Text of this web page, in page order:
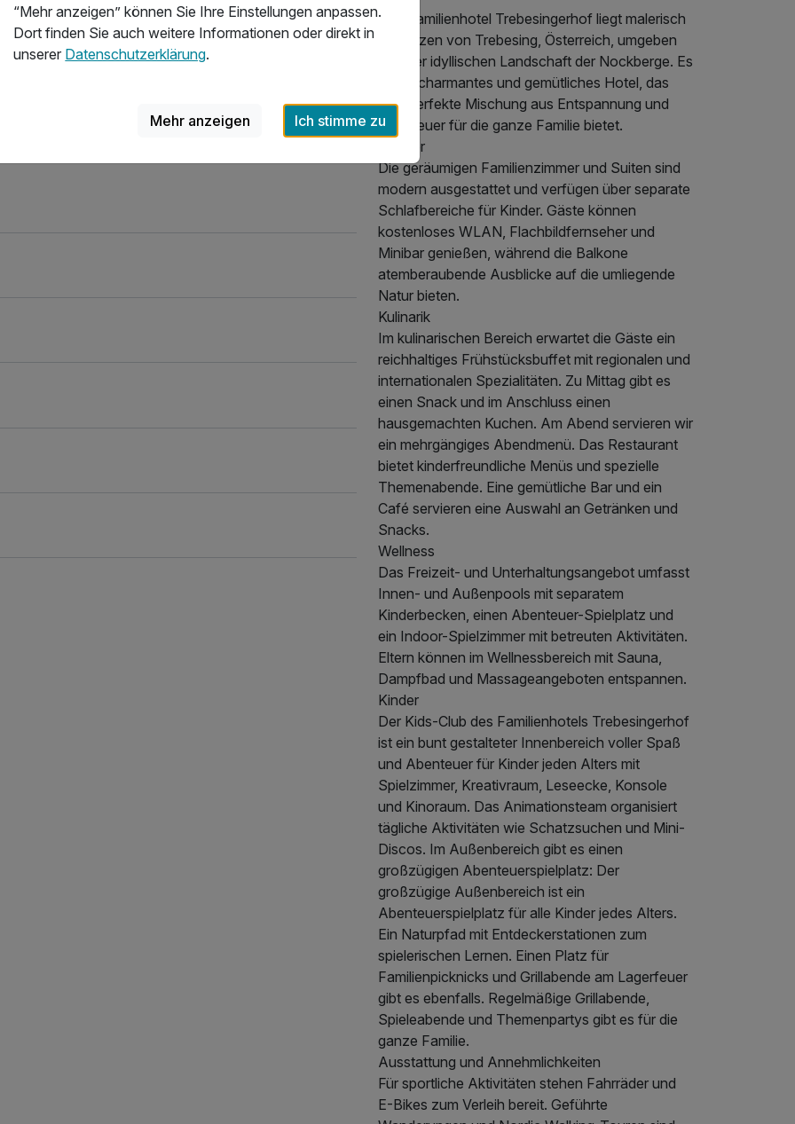
für alles, wir kommen ganz sicher im Sommer
Das Familienhotel Trebesingerhof liegt malerisch
im Herzen von Trebesing, Österreich, umgeben
von der idyllischen Landschaft der Nockberge. Es
ist ein charmantes und gemütliches Hotel, das
eine perfekte Mischung aus Entspannung und
Abenteuer für die ganze Familie bietet.
Zimmer
Die geräumigen Familienzimmer und Suiten sind
modern ausgestattet und verfügen über separate
Schlafbereiche für Kinder. Gäste können
kostenloses WLAN, Flachbildfernseher und
Minibar genießen, während die Balkone
atemberaubende Ausblicke auf die umliegende
Natur bieten.
Kulinarik
Im kulinarischen Bereich erwartet die Gäste ein
reichhaltiges Frühstücksbuffet mit regionalen und
internationalen Spezialitäten. Zu Mittag gibt es
einen Snack und im Anschluss einen
hausgemachten Kuchen. Am Abend servieren wir
ein mehrgängiges Abendmenü. Das Restaurant
bietet kinderfreundliche Menüs und spezielle
Themenabende. Eine gemütliche Bar und ein
Café servieren eine Auswahl an Getränken und
Snacks.
Wellness
Das Freizeit- und Unterhaltungsangebot umfasst
Innen- und Außenpools mit separatem
Kinderbecken, einen Abenteuer-Spielplatz und
ein Indoor-Spielzimmer mit betreuten Aktivitäten.
Eltern können im Wellnessbereich mit Sauna,
Dampfbad und Massageangeboten entspannen.
Kinder
Der Kids-Club des Familienhotels Trebesingerhof
ist ein bunt gestalteter Innenbereich voller Spaß
und Abenteuer für Kinder jeden Alters mit
Spielzimmer, Kreativraum, Leseecke, Konsole
und Kinoraum. Das Animationsteam organisiert
tägliche Aktivitäten wie Schatzsuchen und Mini-
Discos. Im Außenbereich gibt es einen
großzügigen Abenteuerspielplatz: Der
großzügige Außenbereich ist ein
Abenteuerspielplatz für alle Kinder jedes Alters.
Ein Naturpfad mit Entdeckerstationen zum
spielerischen Lernen. Einen Platz für
Familienpicknicks und Grillabende am Lagerfeuer
gibt es ebenfalls. Regelmäßige Grillabende,
Spieleabende und Themenpartys gibt es für die
ganze Familie.
Ausstattung und Annehmlichkeiten
Für sportliche Aktivitäten stehen Fahrräder und
E-Bikes zum Verleih bereit. Geführte
“Mehr anzeigen” können Sie Ihre Einstellungen anpassen.
Dort finden Sie auch weitere Informationen oder direkt in
unserer Datenschutzerklärung.
Mehr anzeigen Ich stimme zu